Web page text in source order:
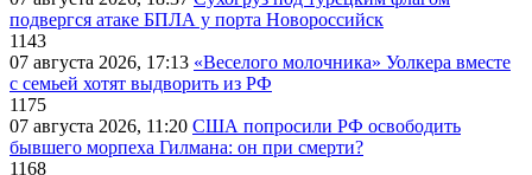
подвергся атаке БПЛА у порта Новороссийск
1143
07 августа 2026, 17:13 «Веселого молочника» Уолкера вместе
с семьей хотят выдворить из РФ
1175
07 августа 2026, 11:20 США попросили РФ освободить
бывшего морпеха Гилмана: он при смерти?
1168